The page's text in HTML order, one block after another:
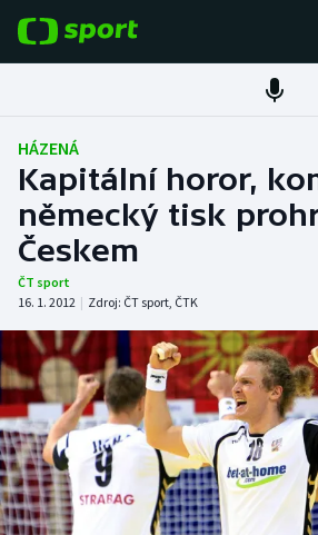
Fotbal
Hokej
Tenis
Atletika
Cyklistika
DALŠÍ SPORTY
Americký fotbal
Baseball a softbal
NEPŘEHLÉDNĚTE
Soutěže
HÁZENÁ
Kapitální horor,
německý tisk
Českem
ČT sport
16. 1. 2012 | Zdroj: ČT sport, ČTK